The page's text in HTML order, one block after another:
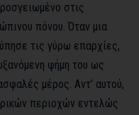
στις
πόνου. Όταν μια
τις γύρω επαρχίες,
φήμη του ως
μέρος. Αντ’ αυτού,
περιοχών εντελώς